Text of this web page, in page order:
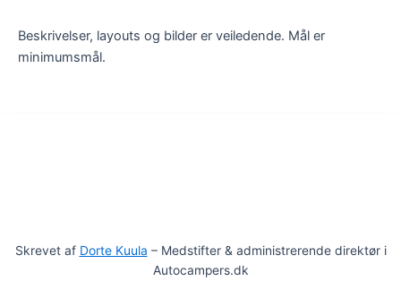
Beskrivelser, layouts og bilder er veiledende. Mål er
minimumsmål.
Skrevet af Dorte Kuula – Medstifter & administrerende direktør i
Autocampers.dk